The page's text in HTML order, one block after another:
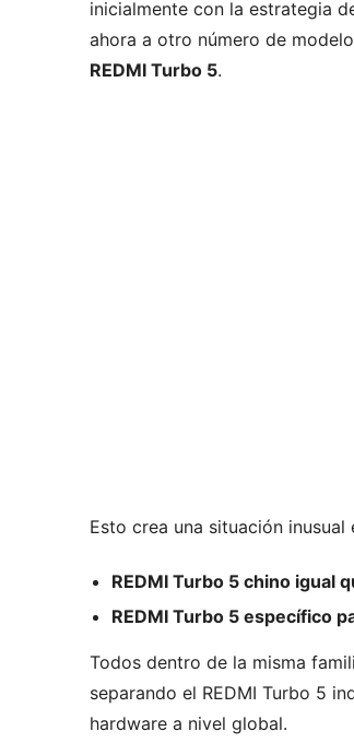
inicialmente con la estrategia
ahora a otro número de
REDMI Turbo 5.
Esto crea una situación
REDMI Turbo 5 chino igual
REDMI Turbo 5 específico
Todos dentro de la misma
separando el REDMI Turbo 5
hardware a nivel global.